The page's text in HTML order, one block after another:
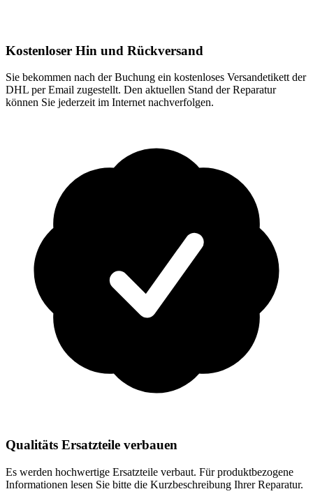
Kostenloser Hin und Rückversand
Sie bekommen nach der Buchung ein kostenloses Versandetikett der
DHL per Email zugestellt. Den aktuellen Stand der Reparatur
können Sie jederzeit im Internet nachverfolgen.
Qualitäts Ersatzteile verbauen
Es werden hochwertige Ersatzteile verbaut. Für produktbezogene
Informationen lesen Sie bitte die Kurzbeschreibung Ihrer Reparatur.